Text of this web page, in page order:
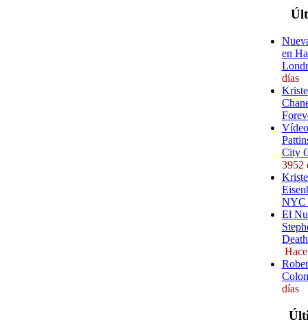
en
días
City
3952
NYC
El
días